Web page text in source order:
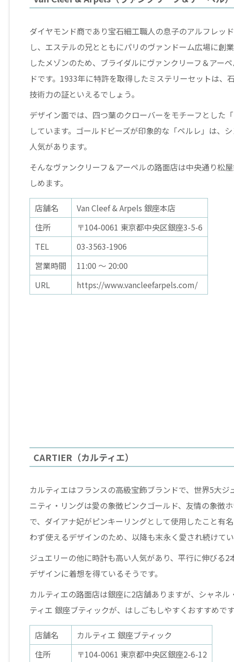
ダイヤモンド商であり宝石細工職人の息子のアルフレッ
し、エステルの兄とともにパリのヴァンドーム広場に創
したメゾンのため、ブライダルにヴァンクリーフ＆アー
ドです。1933年に特許を取得したミステリーセットは
技術力の証といえるでしょう。
デザイン面では、四つ葉のクローバーをモチーフとした
しています。ゴールドビーズが印象的な「ペルレ」は、
人気があります。
そんなヴァンクリーフ＆アーペルの路面店は中央通り松
しめます。
店舗名
Van Cleef & Arpels 銀座本店
住所
〒104-0061 東京都中央区銀座3-5-6
TEL
03-3563-1906
営業時間
11:00 ～ 20:00
URL
https://www.vancleefarpels.com/
CARTIER（カルティエ）
カルティエはフランスの高級宝飾ブランドで、世界5大
ニティ・リングは愛の象徴ピンクゴールド、友情の象徴
で、ダイアナ妃がピンキーリングとして使用したこと有
わず使えるデザインのため、以降も末永く愛され続けてい
ジュエリーの他に時計も高い人気があり、平行に伸びる
デザインに着想を得ているそうです。
カルティエの路面店は銀座に2店舗ありますが、シャネ
ティエ 銀座ブティックが、はしごもしやすくおすすめです
店舗名
カルティエ 銀座ブティック
住所
〒104-0061 東京都中央区銀座2-6-12